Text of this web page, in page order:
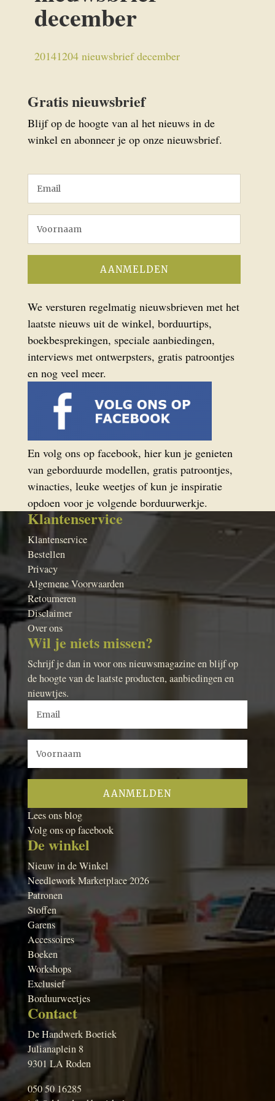
december
20141204 nieuwsbrief december
Gratis nieuwsbrief
Blijf op de hoogte van al het nieuws in de
winkel en abonneer je op onze nieuwsbrief.
We versturen regelmatig nieuwsbrieven met het
laatste nieuws uit de winkel, borduurtips,
boekbesprekingen, speciale aanbiedingen,
interviews met ontwerpsters, gratis patroontjes
en nog veel meer.
En volg ons op facebook, hier kun je genieten
van geborduurde modellen, gratis patroontjes,
winacties, leuke weetjes of kun je inspiratie
opdoen voor je volgende borduurwerkje.
Klantenservice
Klantenservice
Bestellen
Privacy
Algemene Voorwaarden
Retourneren
Disclaimer
Over ons
Wil je niets missen?
Schrijf je dan in voor ons nieuwsmagazine en blijf op
de hoogte van de laatste producten, aanbiedingen en
nieuwtjes.
Lees ons blog
Volg ons op facebook
De winkel
Nieuw in de Winkel
Needlework Marketplace 2026
Patronen
Stoffen
Garens
Accessoires
Boeken
Workshops
Exclusief
Borduurweetjes
Contact
De Handwerk Boetiek
Julianaplein 8
9301 LA Roden
050 50 16285